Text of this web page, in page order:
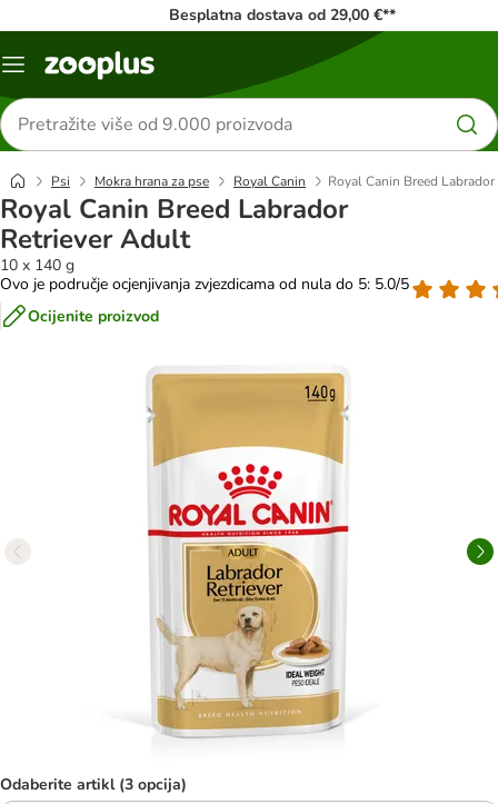
Besplatna dostava od 29,00 €**
Izbornik
Traži
proizvode
Psi Mokra hrana za pse Royal Canin Royal Canin Breed
Royal Canin Breed Labrador
Retriever Adult
10 x 140 g
Ovo je područje ocjenjivanja zvjezdicama od nula do 5: 5.0/5
Ocijenite proizvod
Odaberite artikl (3 opcija)